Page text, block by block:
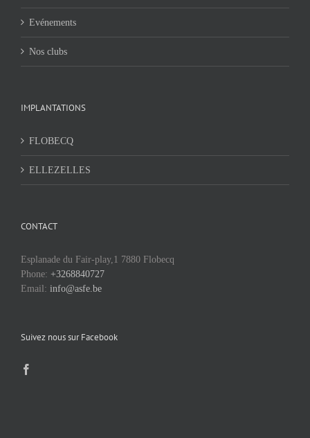
Evénements
Nos clubs
IMPLANTATIONS
FLOBECQ
ELLEZELLES
CONTACT
Esplanade du Fair-play,1 7880 Flobecq
Phone: +3268840727
Email: info@asfe.be
Suivez nous sur Facebook